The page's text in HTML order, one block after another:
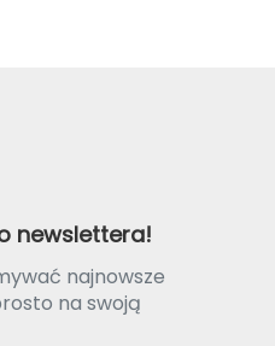
newslettera!
najnowsze
na swoją